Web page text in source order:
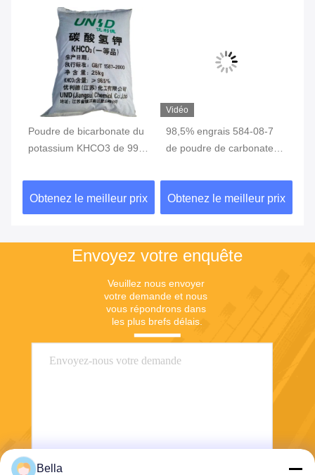
Poudre de bicarbonate du
potassium KHCO3 de 99%
Obtenez le meilleur prix
Vidéo
98,5% engrais 584-08-7
de poudre de carbonate
Obtenez le meilleur prix
Envoyez votre enquête
Veuillez nous envoyer
votre demande et nous
vous répondrons dans
les plus brefs délais.
Bella